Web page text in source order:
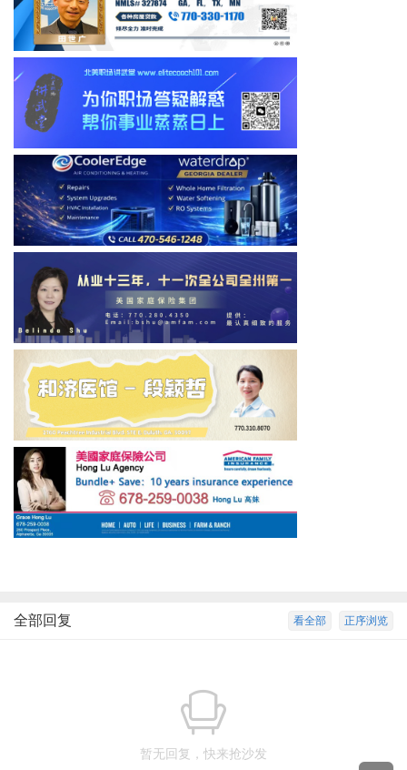
正序浏览
看全部
全部回复
暂无回复，快来抢沙发